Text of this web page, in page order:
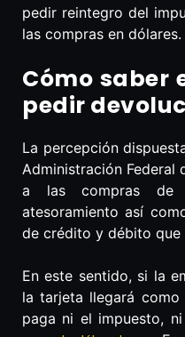
pedir reintegro del
las compras en dólares.
Cómo saber
pedir
La percepción
Administración Federal
a las compras de
atesoramiento así
de crédito y débito que
En este sentido, si la
la tarjeta llegará
paga ni el impuesto,